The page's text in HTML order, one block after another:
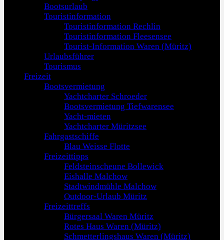
Bootsurlaub
Touristinformation
Touristinformation Rechlin
Touristinformation Fleesensee
Tourist-Information Waren (Müritz)
Urlaubsführer
Tourismus
Freizeit
Bootsvermietung
Yachtcharter Schroeder
Bootsvermietung Tiefwarensee
Yacht-mieten
Yachtcharter Müritzsee
Fahrgastschiffe
Blau Weisse Flotte
Freizeittipps
Feldsteinscheune Bollewick
Eishalle Malchow
Stadtwindmühle Malchow
Outdoor-Urlaub Müritz
Freizeittreffs
Bürgersaal Waren Müritz
Rotes Haus Waren (Müritz)
Schmetterlingshaus Waren (Müritz)